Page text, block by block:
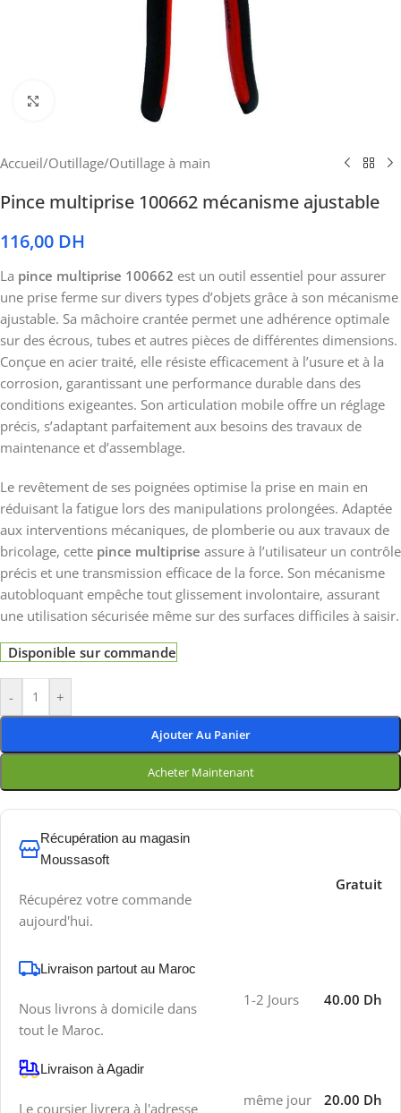
Cliquez pour agrandir
Accueil/Outillage/Outillage à main
Pince multiprise 100662 mécanisme ajustable
116,00 DH
La pince multiprise 100662 est un outil essentiel pour assurer
une prise ferme sur divers types d’objets grâce à son mécanisme
ajustable. Sa mâchoire crantée permet une adhérence optimale
sur des écrous, tubes et autres pièces de différentes dimensions.
Conçue en acier traité, elle résiste efficacement à l’usure et à la
corrosion, garantissant une performance durable dans des
conditions exigeantes. Son articulation mobile offre un réglage
précis, s’adaptant parfaitement aux besoins des travaux de
maintenance et d’assemblage.
Le revêtement de ses poignées optimise la prise en main en
réduisant la fatigue lors des manipulations prolongées. Adaptée
aux interventions mécaniques, de plomberie ou aux travaux de
bricolage, cette pince multiprise assure à l’utilisateur un contrôle
précis et une transmission efficace de la force. Son mécanisme
autobloquant empêche tout glissement involontaire, assurant
une utilisation sécurisée même sur des surfaces difficiles à saisir.
Disponible sur commande
- +
Ajouter Au Panier
Acheter Maintenant
Récupération au magasin
Moussasoft
Récupérez votre commande
aujourd'hui.
Gratuit
Livraison partout au Maroc
Nous livrons à domicile dans
tout le Maroc.
1-2 Jours 40.00 Dh
Livraison à Agadir
Le coursier livrera à l'adresse
même jour 20.00 Dh